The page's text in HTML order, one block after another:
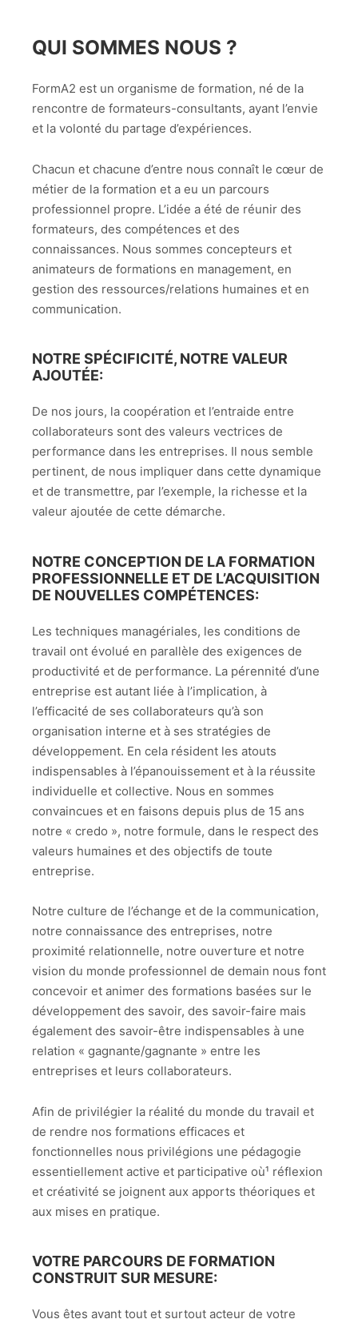
QUI SOMMES NOUS ?
FormA2 est un organisme de formation, né de la
rencontre de formateurs-consultants, ayant l’envie
et la volonté du partage d’expériences.
Chacun et chacune d’entre nous connaît le cœur de
métier de la formation et a eu un parcours
professionnel propre. L’idée a été de réunir des
formateurs, des compétences et des
connaissances. Nous sommes concepteurs et
animateurs de formations en management, en
gestion des ressources/relations humaines et en
communication.
NOTRE SPÉCIFICITÉ, NOTRE VALEUR
AJOUTÉE:
De nos jours, la coopération et l’entraide entre
collaborateurs sont des valeurs vectrices de
performance dans les entreprises. Il nous semble
pertinent, de nous impliquer dans cette dynamique
et de transmettre, par l’exemple, la richesse et la
valeur ajoutée de cette démarche.
NOTRE CONCEPTION DE LA FORMATION
PROFESSIONNELLE ET DE L’ACQUISITION
DE NOUVELLES COMPÉTENCES:
Les techniques managériales, les conditions de
travail ont évolué en parallèle des exigences de
productivité et de performance. La pérennité d’une
entreprise est autant liée à l’implication, à
l’efficacité de ses collaborateurs qu’à son
organisation interne et à ses stratégies de
développement. En cela résident les atouts
indispensables à l’épanouissement et à la réussite
individuelle et collective. Nous en sommes
convaincues et en faisons depuis plus de 15 ans
notre « credo », notre formule, dans le respect des
valeurs humaines et des objectifs de toute
entreprise.
Notre culture de l’échange et de la communication,
notre connaissance des entreprises, notre
proximité relationnelle, notre ouverture et notre
vision du monde professionnel de demain nous font
concevoir et animer des formations basées sur le
développement des savoir, des savoir-faire mais
également des savoir-être indispensables à une
relation « gagnante/gagnante » entre les
entreprises et leurs collaborateurs.
Afin de privilégier la réalité du monde du travail et
de rendre nos formations efficaces et
fonctionnelles nous privilégions une pédagogie
essentiellement active et participative où¹ réflexion
et créativité se joignent aux apports théoriques et
aux mises en pratique.
VOTRE PARCOURS DE FORMATION
CONSTRUIT SUR MESURE:
Vous êtes avant tout et surtout acteur de votre